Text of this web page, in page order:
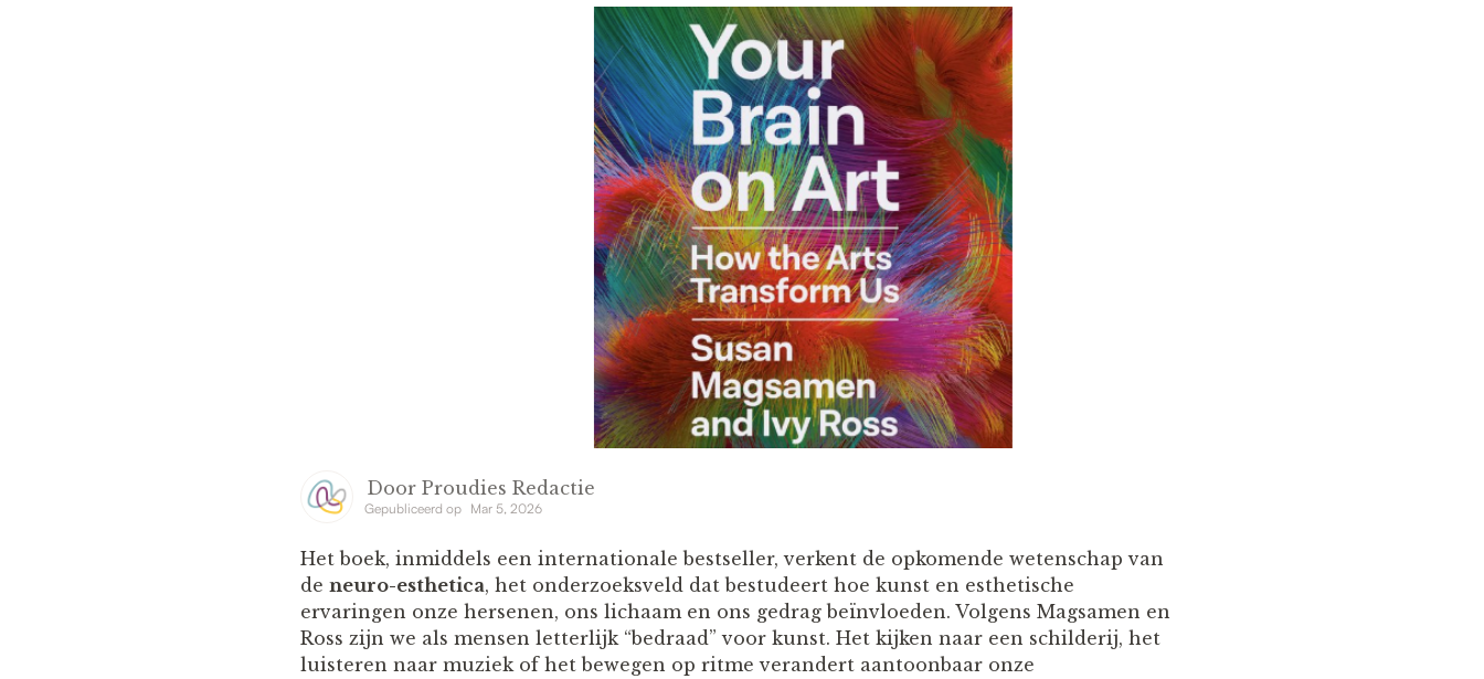
Door Proudies Redactie
Gepubliceerd op Mar 5, 2026
Het boek, inmiddels een internationale bestseller, verkent de opkomende wetenschap van
de neuro-esthetica, het onderzoeksveld dat bestudeert hoe kunst en esthetische
ervaringen onze hersenen, ons lichaam en ons gedrag beïnvloeden. Volgens Magsamen en
Ross zijn we als mensen letterlijk “bedraad” voor kunst. Het kijken naar een schilderij, het
luisteren naar muziek of het bewegen op ritme verandert aantoonbaar onze